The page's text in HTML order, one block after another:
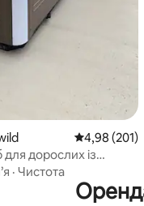
Середня
4,98 (201)
дорослих із
ванною
· Чистота